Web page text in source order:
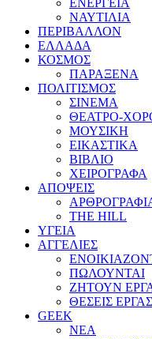
ΕΝΕΡΓΕΙΑ
ΝΑΥΤΙΛΙΑ
ΠΕΡΙΒΑΛΛΟΝ
ΕΛΛΑΔΑ
ΚΟΣΜΟΣ
ΠΑΡΑΞΕΝΑ
ΠΟΛΙΤΙΣΜΟΣ
ΣΙΝΕΜΑ
ΘΕΑΤΡΟ-
ΜΟΥΣΙΚΗ
ΕΙΚΑΣΤΙΚΑ
ΒΙΒΛΙΟ
ΧΕΙΡΟΓΡΑΦΑ
ΑΠΟΨΕΙΣ
THE HILL
ΥΓΕΙΑ
ΑΓΓΕΛΙΕΣ
ΠΩΛΟΥΝΤΑΙ
ΖΗΤΟΥΝ
ΘΕΣΕΙΣ
GEEK
ΝΕΑ